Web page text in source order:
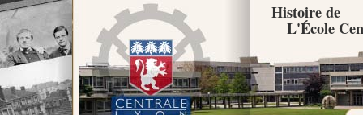
Histoire de
L'École